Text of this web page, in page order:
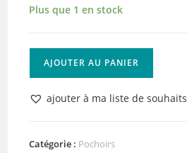
Plus que 1 en stock
Pochoir
Crazy
AJOUTER AU PANIER
ajouter à ma liste de souhaits
Catégorie : Pochoirs